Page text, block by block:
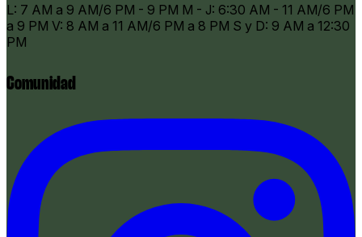
​L: 7 AM a 9 AM/6 PM - 9 PM M - J: 6:30 AM - 11 AM/6 PM
a 9 PM V: 8 AM a 11 AM/6 PM a 8 PM S y D: 9 AM a 12:30
PM
Comunidad